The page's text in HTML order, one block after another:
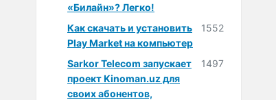
«Билайн»? Легко!
Как скачать и установить
Play Market на компьютер
1552
Sarkor Telecom запускает
проект Kinoman.uz для
своих абонентов,
1497